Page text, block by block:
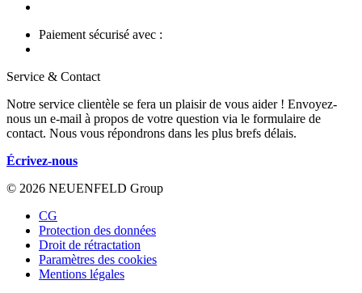
Paiement sécurisé avec :
Service & Contact
Notre service clientèle se fera un plaisir de vous aider ! Envoyez-
nous un e-mail à propos de votre question via le formulaire de
contact. Nous vous répondrons dans les plus brefs délais.
Écrivez-nous
© 2026 NEUENFELD Group
CG
Protection des données
Droit de rétractation
Paramètres des cookies
Mentions légales